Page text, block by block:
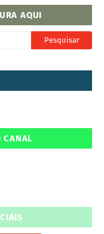
AQUI
CANAL